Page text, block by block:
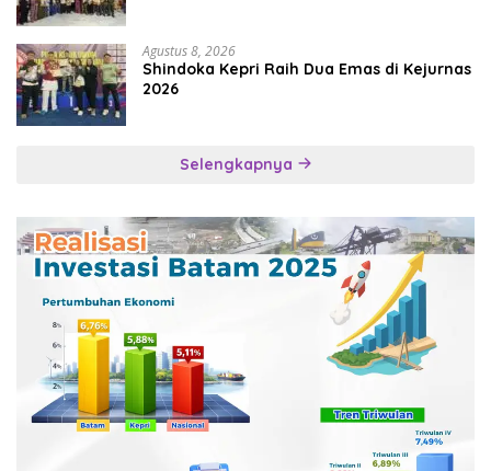
Agustus 8, 2026
Shindoka Kepri Raih Dua Emas di Kejurnas
2026
Selengkapnya